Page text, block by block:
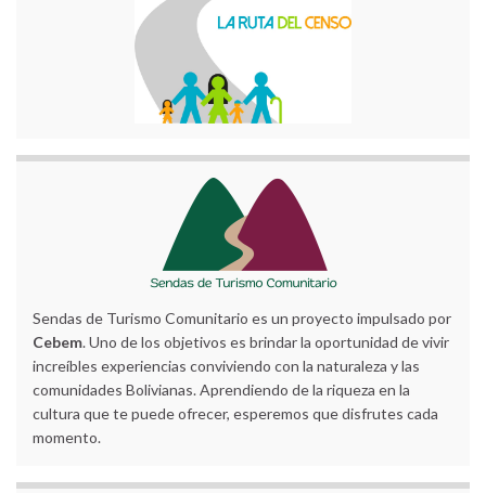
Sendas de Turismo Comunitario es un proyecto impulsado por
Cebem. Uno de los objetivos es brindar la oportunidad de vivir
increíbles experiencias conviviendo con la naturaleza y las
comunidades Bolivianas. Aprendiendo de la riqueza en la
cultura que te puede ofrecer, esperemos que disfrutes cada
momento.